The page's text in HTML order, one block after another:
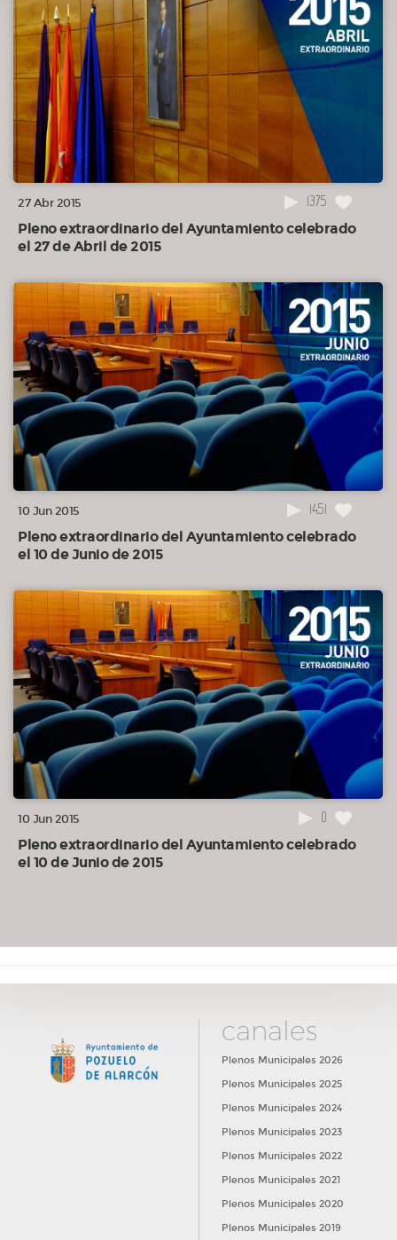
27 Abr 2015 1375
Pleno extraordinario del Ayuntamiento celebrado
el 27 de Abril de 2015
10 Jun 2015 1451
Pleno extraordinario del Ayuntamiento celebrado
el 10 de Junio de 2015
10 Jun 2015 0
Pleno extraordinario del Ayuntamiento celebrado
el 10 de Junio de 2015
canales
Plenos Municipales 2026
Plenos Municipales 2025
Plenos Municipales 2024
Plenos Municipales 2023
Plenos Municipales 2022
Plenos Municipales 2021
Plenos Municipales 2020
Plenos Municipales 2019